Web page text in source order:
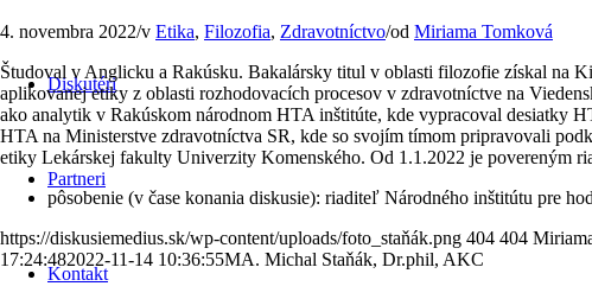
Diskutéri
Partneri
Kontakt
4. novembra 2022/v Etika, Filozofia, Zdravotníctvo/od Miriama Tomková
Študoval v Anglicku a Rakúsku. Bakalársky titul v oblasti filozofie získal na
aplikovanej etiky z oblasti rozhodovacích procesov v zdravotníctve na
ako analytik v Rakúskom národnom HTA inštitúte, kde vypracoval desiatky
HTA na Ministerstve zdravotníctva SR, kde so svojím tímom pripravovali
etiky Lekárskej fakulty Univerzity Komenského. Od 1.1.2022 je povereným
pôsobenie (v čase konania diskusie): riaditeľ Národného inštitútu pre
https://diskusiemedius.sk/wp-content/uploads/foto_staňák.png 404 404
17:24:482022-11-14 10:36:55MA. Michal Staňák, Dr.phil, AKC